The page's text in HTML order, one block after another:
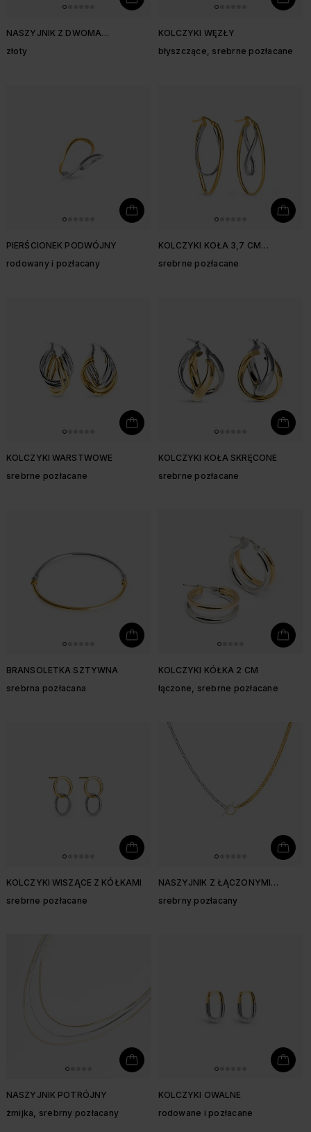
NASZYJNIK Z DWOMA
złoty
KOLCZYKI WĘZŁY
błyszczące, srebrne pozłacane
PIERŚCIONEK PODWÓJNY
rodowany i pozłacany
KOLCZYKI KOŁA 3,7 CM
srebrne pozłacane
KOLCZYKI WARSTWOWE
srebrne pozłacane
KOLCZYKI KOŁA SKRĘCONE
srebrne pozłacane
BRANSOLETKA SZTYWNA
srebrna pozłacana
KOLCZYKI KÓŁKA 2 CM
łączone, srebrne pozłacane
KOLCZYKI WISZĄCE Z KÓŁKAMI
srebrne pozłacane
NASZYJNIK Z ŁĄCZONYMI
srebrny pozłacany
NASZYJNIK POTRÓJNY
żmijka, srebrny pozłacany
KOLCZYKI OWALNE
rodowane i pozłacane